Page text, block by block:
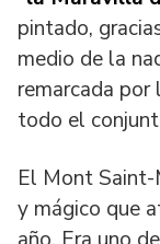
pintado,
medio de la
remarcada
todo el
El Mont Saint-
y mágico que